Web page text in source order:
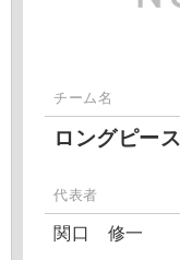
チーム名
ロングピース
代表者
関口 修一